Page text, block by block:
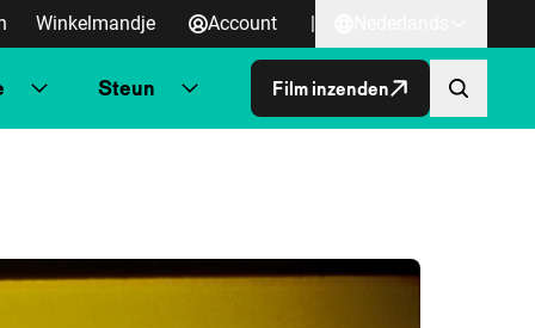
Winkelmandje Account |
Steun Film inzenden